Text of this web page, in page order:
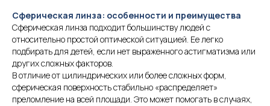
Сферическая линза: особенности и преимущества
Сферическая линза подходит большинству людей с
относительно простой оптической ситуацией. Ее легко
подбирать для детей, если нет выраженного астигматизма или
других сложных факторов.
В отличие от цилиндрических или более сложных форм,
сферическая поверхность стабильно «распределяет»
преломление на всей площади. Это может помогать в случаях,